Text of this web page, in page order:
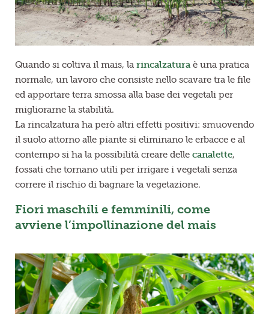
Quando si coltiva il mais, la rincalzaturaè una pratica
normale, un lavoro che consiste nello scavare tra le file
ed apportare terra smossa alla base dei vegetali per
migliorarne la stabilità.
La rincalzatura ha però altri effetti positivi: smuovendo
il suolo attorno alle piante si eliminano le erbacce e al
contempo si ha la possibilità creare delle canalette,
fossati che tornano utili per irrigare i vegetali senza
correre il rischio di bagnare la vegetazione.
Fiori maschili e femminili, come
avviene l’impollinazione del mais